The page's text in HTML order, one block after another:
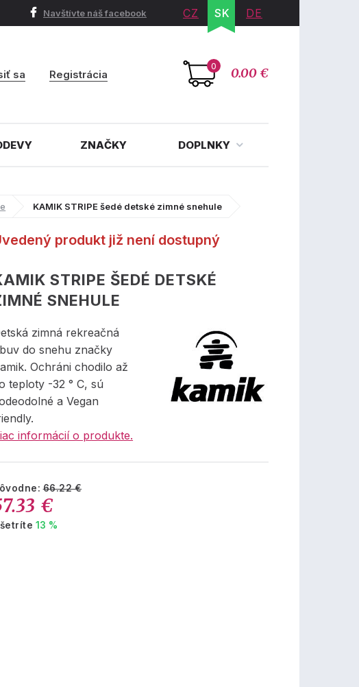
Navštívte náš facebook CZ SK DE
0 0.00 €
sa Registrácia
ZNAČKY DOPLNKY
KAMIK STRIPE šedé detské zimné snehule
produkt již není dostupný
STRIPE ŠEDÉ DETSKÉ
SNEHULE
zimná rekreačná
do snehu značky
Ochráni chodilo až
teploty -32 ° C, sú
a Vegan
informácií o produkte.
66.22 €
€
13 %